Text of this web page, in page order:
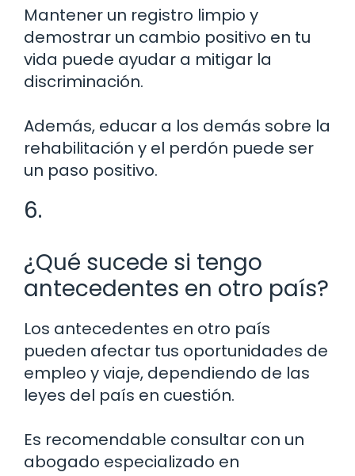
Mantener un registro limpio y
demostrar un cambio positivo en tu
vida puede ayudar a mitigar la
discriminación.
Además, educar a los demás sobre la
rehabilitación y el perdón puede ser
un paso positivo.
6.
¿Qué sucede si tengo
antecedentes en otro país?
Los antecedentes en otro país
pueden afectar tus oportunidades de
empleo y viaje, dependiendo de las
leyes del país en cuestión.
Es recomendable consultar con un
abogado especializado en